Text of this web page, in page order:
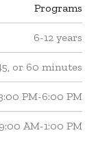
Programs
6-12 years
or 60 minutes
PM-6:00 PM
9:00 AM-1:00 PM